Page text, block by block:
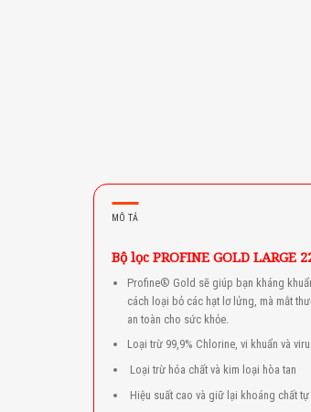
MÔ TẢ
Bộ lọc PROFINE GOLD LARGE
Profine® Gold sẽ giúp bạn kháng
cách loại bỏ các hạt lơ lửng, mà mắt
an toàn cho sức khỏe.
Loại trừ 99,9% Chlorine, vi khuẩn và
Loại trừ hóa chất và kim loại hòa tan
Hiệu suất cao và giữ lại khoáng chất tự